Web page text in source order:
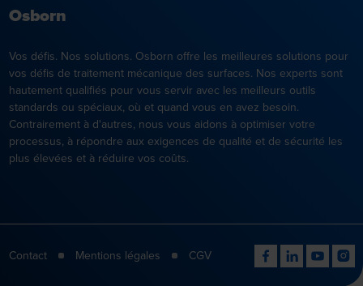
Osborn
Vos défis. Nos solutions. Osborn offre les meilleures solutions pour
vos défis de traitement mécanique des surfaces. Nos experts sont
hautement qualifiés pour vous servir avec les meilleurs outils
standards ou spéciaux, où et quand vous en avez besoin.
Contrairement à d'autres, nous vous aidons à optimiser votre
processus, à répondre aux exigences de qualité et de sécurité les
plus élevées et à réduire vos coûts.
Contact Mentions légales CGV